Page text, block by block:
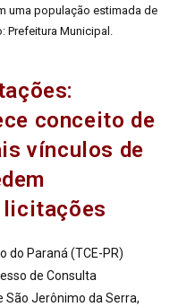
uma população estimada de
Prefeitura Municipal.
conceito de
vínculos de
licitações
do Paraná (TCE-PR)
de Consulta
São Jerônimo da Serra,